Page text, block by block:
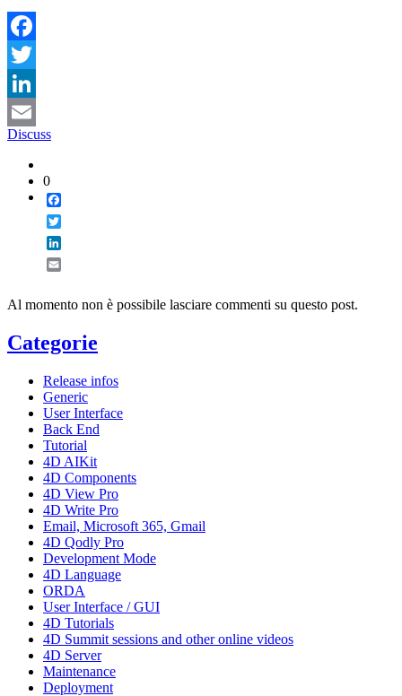
Facebook
Twitter
LinkedIn
Email
Discuss
0
Al momento non è possibile lasciare commenti su questo post.
Categorie
Release infos
Generic
User Interface
Back End
Tutorial
4D AIKit
4D Components
4D View Pro
4D Write Pro
Email, Microsoft 365, Gmail
4D Qodly Pro
Development Mode
4D Language
ORDA
User Interface / GUI
4D Tutorials
4D Summit sessions and other online videos
4D Server
Maintenance
Deployment